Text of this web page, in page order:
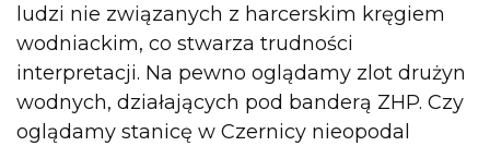
ludzi nie związanych z harcerskim kręgiem
wodniackim, co stwarza trudności
interpretacji. Na pewno oglądamy zlot drużyn
wodnych, działających pod banderą ZHP. Czy
oglądamy stanicę w Czernicy nieopodal